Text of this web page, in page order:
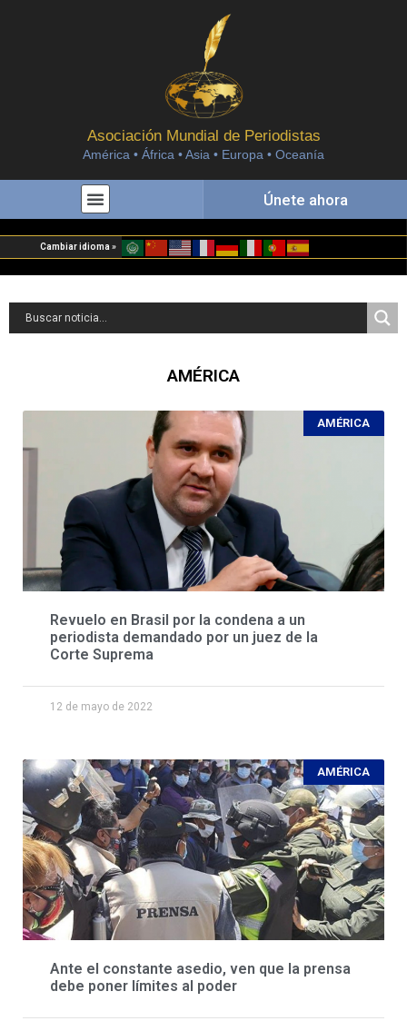
Asociación Mundial de Periodistas
América • África • Asia • Europa • Oceanía
Únete ahora
Cambiar idioma »
AMÉRICA
AMÉRICA
Revuelo en Brasil por la condena a un
periodista demandado por un juez de la
Corte Suprema
12 de mayo de 2022
AMÉRICA
Ante el constante asedio, ven que la prensa
debe poner límites al poder